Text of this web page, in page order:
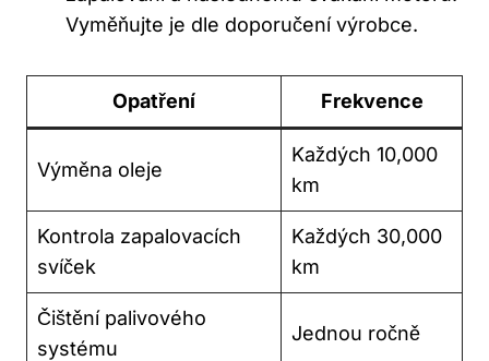
Vyměňujte je dle doporučení výrobce.
Opatření Frekvence
Výměna oleje
Každých 10,000
km
Kontrola zapalovacích
svíček
Každých 30,000
km
Čištění palivového
systému
Jednou ročně